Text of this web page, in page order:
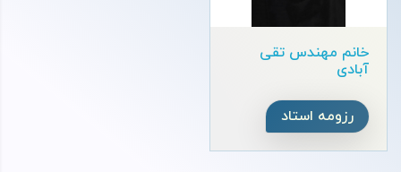
خانم مهندس تقی
آبادی
رزومه استاد